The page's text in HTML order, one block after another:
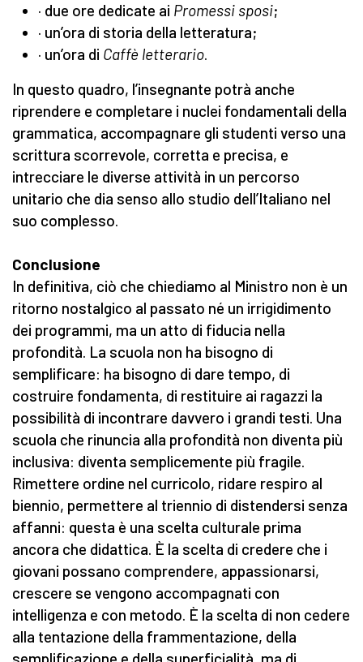
· due ore dedicate ai Promessi sposi;
· un’ora di storia della letteratura;
· un’ora di Caffè letterario.
In questo quadro, l’insegnante potrà anche
riprendere e completare i nuclei fondamentali della
grammatica, accompagnare gli studenti verso una
scrittura scorrevole, corretta e precisa, e
intrecciare le diverse attività in un percorso
unitario che dia senso allo studio dell’Italiano nel
suo complesso.
Conclusione
In definitiva, ciò che chiediamo al Ministro non è un
ritorno nostalgico al passato né un irrigidimento
dei programmi, ma un atto di fiducia nella
profondità. La scuola non ha bisogno di
semplificare: ha bisogno di dare tempo, di
costruire fondamenta, di restituire ai ragazzi la
possibilità di incontrare davvero i grandi testi. Una
scuola che rinuncia alla profondità non diventa più
inclusiva: diventa semplicemente più fragile.
Rimettere ordine nel curricolo, ridare respiro al
biennio, permettere al triennio di distendersi senza
affanni: questa è una scelta culturale prima
ancora che didattica. È la scelta di credere che i
giovani possano comprendere, appassionarsi,
crescere se vengono accompagnati con
intelligenza e con metodo. È la scelta di non cedere
alla tentazione della frammentazione, della